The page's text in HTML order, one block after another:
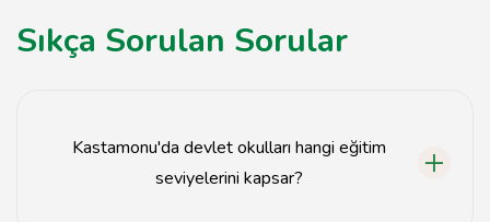
Sıkça Sorulan Sorular
Kastamonu'da devlet okulları hangi eğitim
seviyelerini kapsar?